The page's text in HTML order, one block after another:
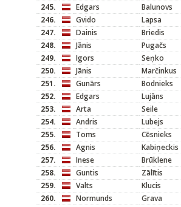
245.
Edgars Balunovs
246.
Gvido
Lapsa
247.
Dainis
Briedis
248.
Jānis Pugačs
249.
Igors Seņko
250.
Jānis Marčinkus
251.
Gunārs
Bodnieks
252.
Edgars Lujāns
253.
Arta Seile
254.
Andris Lubejs
255.
Toms
Cēsnieks
256.
Agnis Kabiņeckis
257.
Inese
Brūklene
258.
Guntis Zālītis
259.
Valts
Klucis
260.
Normunds Grava